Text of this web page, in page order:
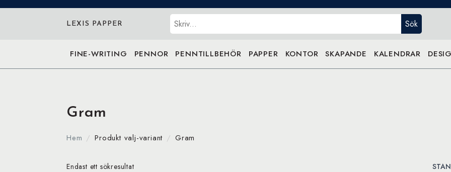
LEXIS PAPPER Sök Sök
FINE-WRITING PENNOR PENNTILLBEHÖR PAPPER KONTOR SKAPANDE KALENDRAR
Gram
Hem Produkt valj-variant Gram
Endast ett sökresultat